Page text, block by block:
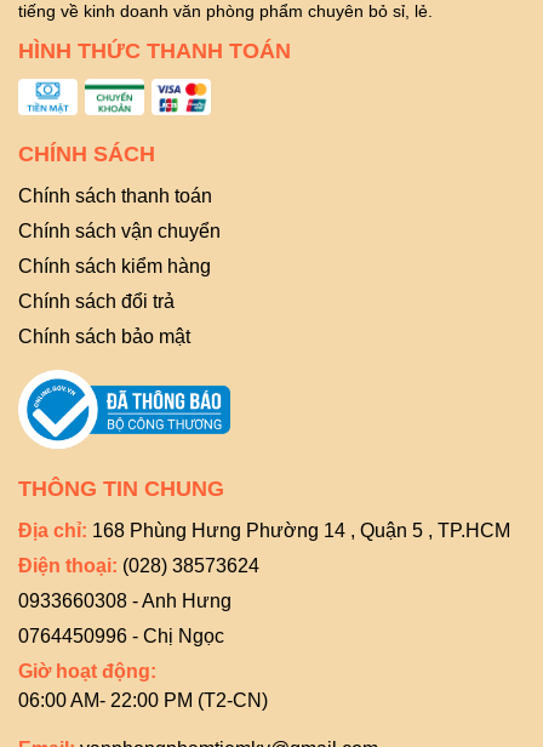
tiếng về kinh doanh văn phòng phẩm chuyên bỏ sỉ, lẻ.
HÌNH THỨC THANH TOÁN
CHÍNH SÁCH
Chính sách thanh toán
Chính sách vận chuyển
Chính sách kiểm hàng
Chính sách đổi trả
Chính sách bảo mật
THÔNG TIN CHUNG
Địa chỉ: 168 Phùng Hưng Phường 14 , Quận 5 , TP.HCM
Điện thoại: (028) 38573624
0933660308 - Anh Hưng
0764450996 - Chị Ngọc
Giờ hoạt động:
06:00 AM- 22:00 PM (T2-CN)